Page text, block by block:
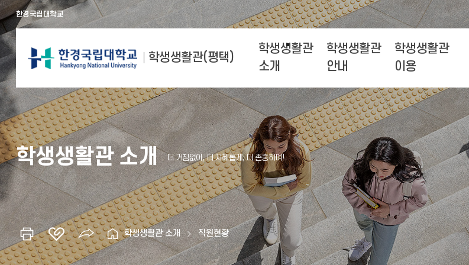
한경국립대학교
학생생활관(평택)
학생생활관
소개
학생생활관
안내
학생생활관
이용
학생생활관 소개
학생생활관 소개 직원현황